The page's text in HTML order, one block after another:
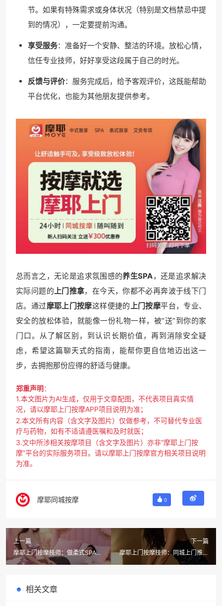
节。如果有特殊需求或身体状况（特别是文档禁忌中提
到的情况），一定要提前沟通。
享受服务：准备好一个安静、整洁的环境。放松心情，
信任专业技师，好好享受这段属于自己的时光。
反馈与评价：服务完成后，给予客观评价，这既能帮助
平台优化，也能为其他朋友提供参考。
总而言之，无论是追求氛围感的养生SPA，还是追求解决
实际问题的上门推拿，在今天，你都不必再奔波于线下门
店。通过摩耶上门按摩这样便捷的上门按摩平台，专业、
安全的放松体验，就能像一份礼物一样，被“送”到你的家
门口。从了解区别，到认识长期价值，再到消除安全疑
虑，希望这篇聊天式的指南，能帮你更自信地迈出这一
步，去拥抱那份应得的舒适与健康。
郑重声明：
1.本文图片为AI生成，仅用于文章配图，不代表项目真实情
况，请以摩耶上门按摩APP项目说明为准；
2.本文所有内容（含文字及图片）仅做参考，不可替代专业医
疗与药物，如有不适请遵医嘱和及时就医；
3.文中所涉相关按摩项目（含文字及图片）亦非“摩耶上门按
摩”平台的实际服务项目。请以摩耶上门按摩官方相关项目说明
为准。
摩耶同城按摩 0
上一篇
摩耶上门按摩技师：做柔式SPA对
身体有什么好处？正规平台是关键
下一篇
摩耶上门按摩技师：同城上门推拿
真的靠谱吗？看完这篇再下单
相关文章